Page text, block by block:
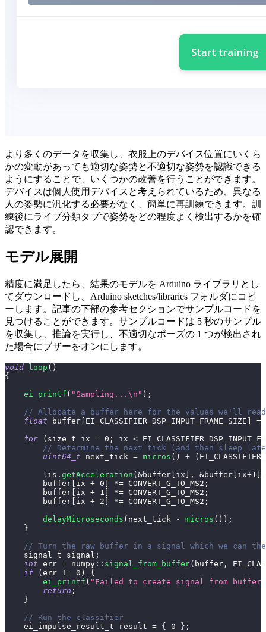
より多くのデータを収集し、衣服上のデバイス位置にいくら
かの変動があっても適切な姿勢と不適切な姿勢を認識できる
ようにすることで、いくつかの改善を行うことができます。
デバイスは個人使用デバイスと考えられているため、異なる
人の姿勢に汎化する必要がなく、簡単に再訓練できます。訓
練後にライブ分類タブで姿勢をどの程度よく検出するかを確
認できます。
モデル展開
精度に満足したら、結果のモデルを Arduino ライブラリとし
てダウンロードし、Arduino sketches/libraries フォルダにコピ
ーします。記事の下部の参考セクションでサンプルコードを
見つけることができます。サンプルコードは 5 秒のサンプル
を収集し、推論を実行し、不適切なポーズの 1 つが検出され
た場合にブザーをオンにします。
void loop ( )
{
ei_printf ( "Sampling...\n" ) ;
// Allocate a buffer here for the values we'll read
float buffer EI_CLASSIFIER_DSP_INPUT_FRAME_SIZE
=
for
( size_t ix = 0 ; ix <
// Determine the next tick (and then sleep
uint64_t next_tick = micros ( ) + (
        lis
. getAcceleration ( &buffer ix , &buffer ix+1
        buffer
ix + 0 *= CONVERT_G_TO_MS2 ;
        buffer
ix + 1 *= CONVERT_G_TO_MS2 ;
        buffer
ix + 2 *= CONVERT_G_TO_MS2 ;
delayMicroseconds ( next_tick - micros ( ) ) ;
}
// Turn the raw buffer in a signal which we can
    signal_t signal
;
int err = numpy :: signal_from_buffer( buffer ,
if
( err != 0 )
{
ei_printf ( "Failed to create signal from buffer
return ;
}
// Run the classifier
    ei_impulse_result_t result
= { 0 } ;